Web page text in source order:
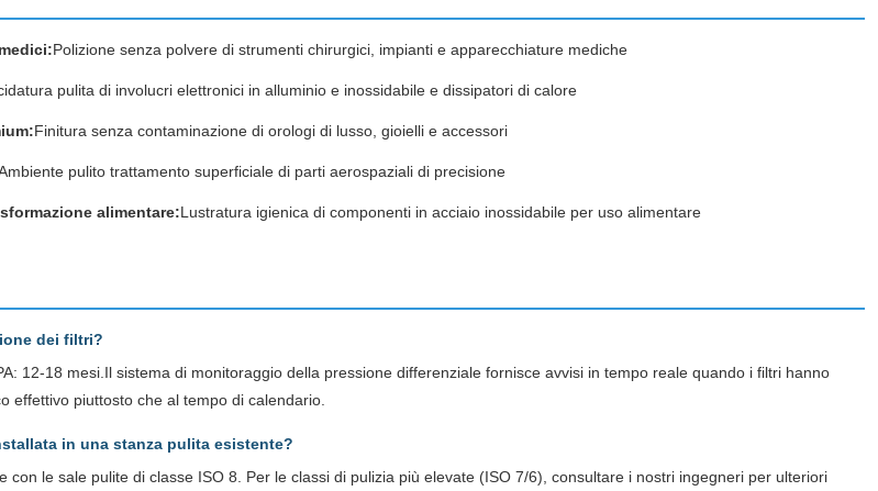
Polizione senza polvere di strumenti chirurgici, impianti e apparecchiature mediche
pulita di involucri elettronici in alluminio e inossidabile e dissipatori di calore
Finitura senza contaminazione di orologi di lusso, gioielli e accessori
pulito trattamento superficiale di parti aerospaziali di precisione
alimentare:Lustratura igienica di componenti in acciaio inossidabile per uso alimentare
dei filtri?
12-18 mesi.Il sistema di monitoraggio della pressione differenziale fornisce avvisi in tempo reale quando i filtri hanno
effettivo piuttosto che al tempo di calendario.
in una stanza pulita esistente?
con le sale pulite di classe ISO 8. Per le classi di pulizia più elevate (ISO 7/6), consultare i nostri ingegneri per ulteriori